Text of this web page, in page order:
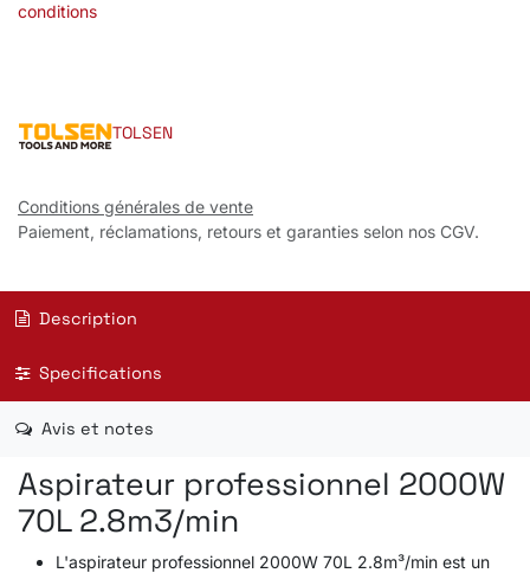
conditions
TOLSEN
Conditions générales de vente
Paiement, réclamations, retours et garanties selon nos CGV.
Description
Specifications
Avis et notes
Aspirateur professionnel 2000W
70L 2.8m3/min
L'aspirateur professionnel 2000W 70L 2.8m³/min est un